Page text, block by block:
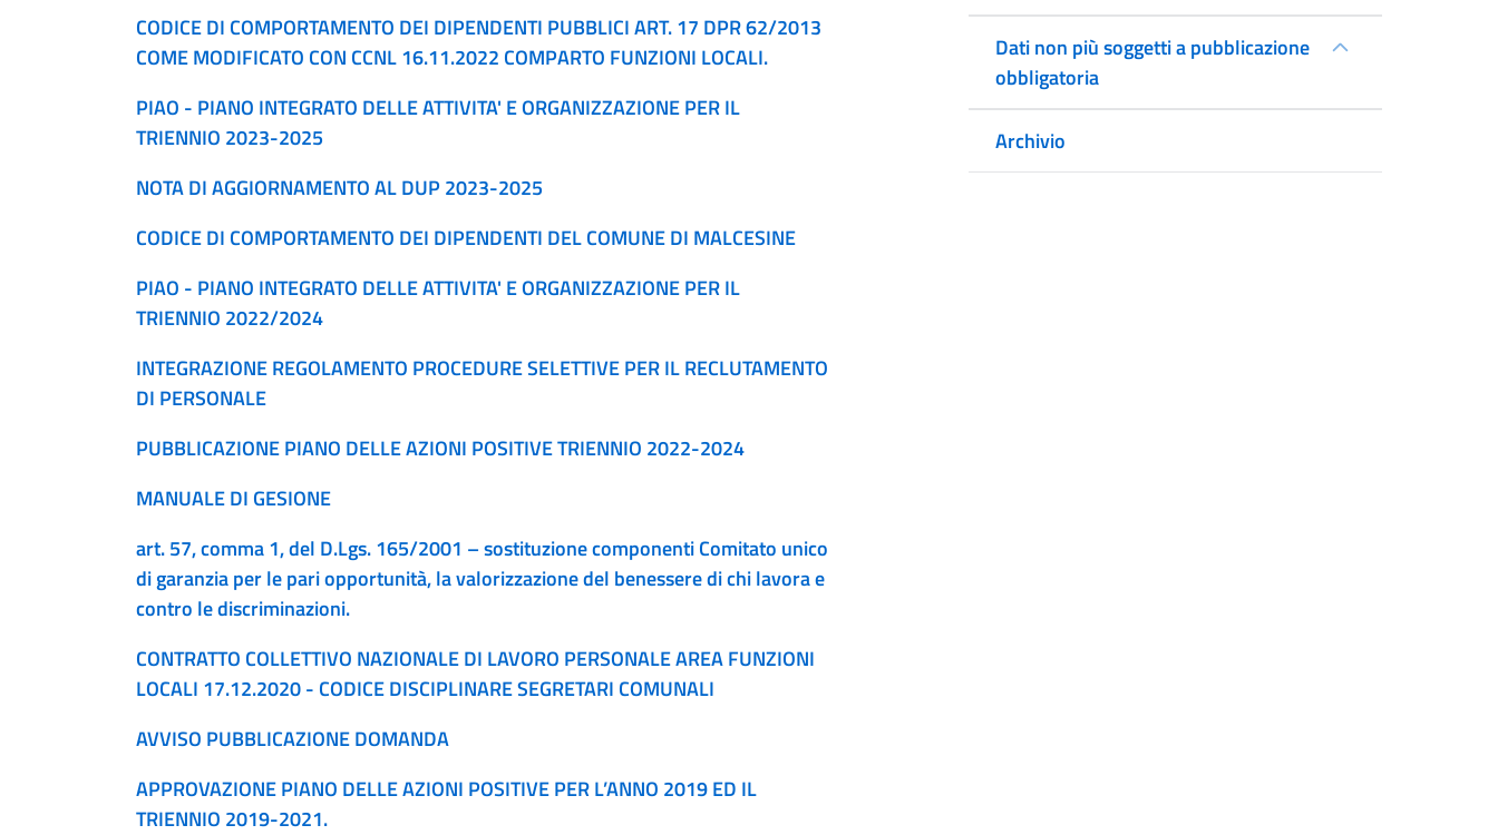
CODICE DI COMPORTAMENTO DEI DIPENDENTI PUBBLICI ART. 17 DPR 62/2013
COME MODIFICATO CON CCNL 16.11.2022 COMPARTO FUNZIONI LOCALI.
PIAO - PIANO INTEGRATO DELLE ATTIVITA' E ORGANIZZAZIONE PER IL
TRIENNIO 2023-2025
NOTA DI AGGIORNAMENTO AL DUP 2023-2025
CODICE DI COMPORTAMENTO DEI DIPENDENTI DEL COMUNE DI MALCESINE
PIAO - PIANO INTEGRATO DELLE ATTIVITA' E ORGANIZZAZIONE PER IL
TRIENNIO 2022/2024
INTEGRAZIONE REGOLAMENTO PROCEDURE SELETTIVE PER IL RECLUTAMENTO
DI PERSONALE
PUBBLICAZIONE PIANO DELLE AZIONI POSITIVE TRIENNIO 2022-2024
MANUALE DI GESIONE
art. 57, comma 1, del D.Lgs. 165/2001 – sostituzione componenti Comitato unico
di garanzia per le pari opportunità, la valorizzazione del benessere di chi lavora e
contro le discriminazioni.
CONTRATTO COLLETTIVO NAZIONALE DI LAVORO PERSONALE AREA FUNZIONI
LOCALI 17.12.2020 - CODICE DISCIPLINARE SEGRETARI COMUNALI
AVVISO PUBBLICAZIONE DOMANDA
APPROVAZIONE PIANO DELLE AZIONI POSITIVE PER L’ANNO 2019 ED IL
TRIENNIO 2019-2021.
Dati non più soggetti a pubblicazione
obbligatoria
Archivio